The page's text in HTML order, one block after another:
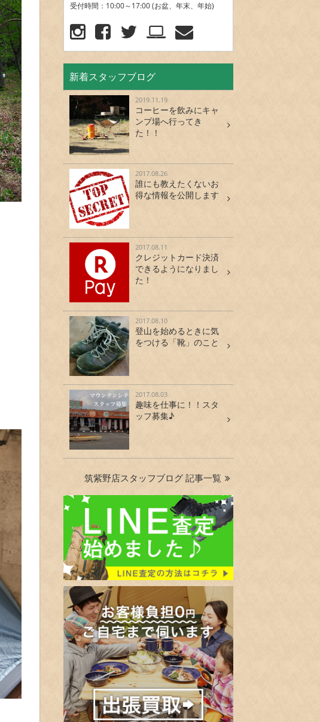
受付時間：10:00～17:00 (お盆、年末、年始)
新着スタッフブログ
2019.11.19
コーヒーを飲みにキャ
ンプ場へ行ってき
た！！
2017.08.26
誰にも教えたくないお
得な情報を公開します
2017.08.11
クレジットカード決済
できるようになりまし
た！
2017.08.10
登山を始めるときに気
をつける「靴」のこと
2017.08.03
趣味を仕事に！！スタ
ッフ募集♪
筑紫野店スタッフブログ 記事一覧